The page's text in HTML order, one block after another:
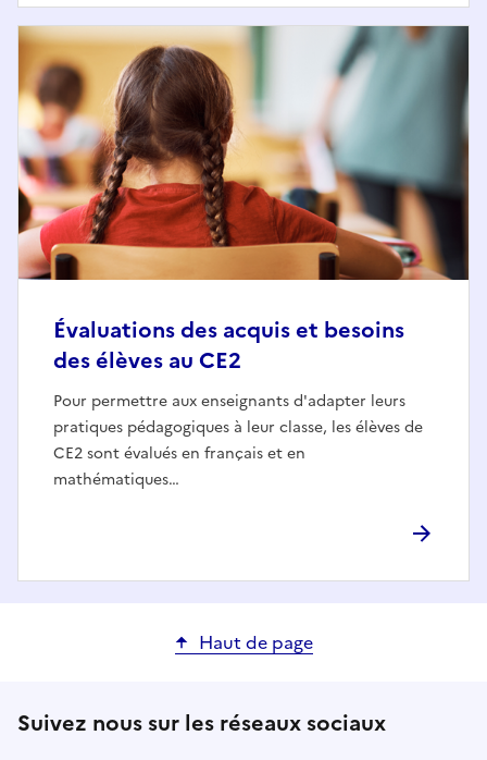
Évaluations des acquis et besoins
des élèves au CE2
Pour permettre aux enseignants d'adapter leurs
pratiques pédagogiques à leur classe, les élèves de
CE2 sont évalués en français et en
mathématiques…
Haut de page
Suivez nous sur les réseaux sociaux